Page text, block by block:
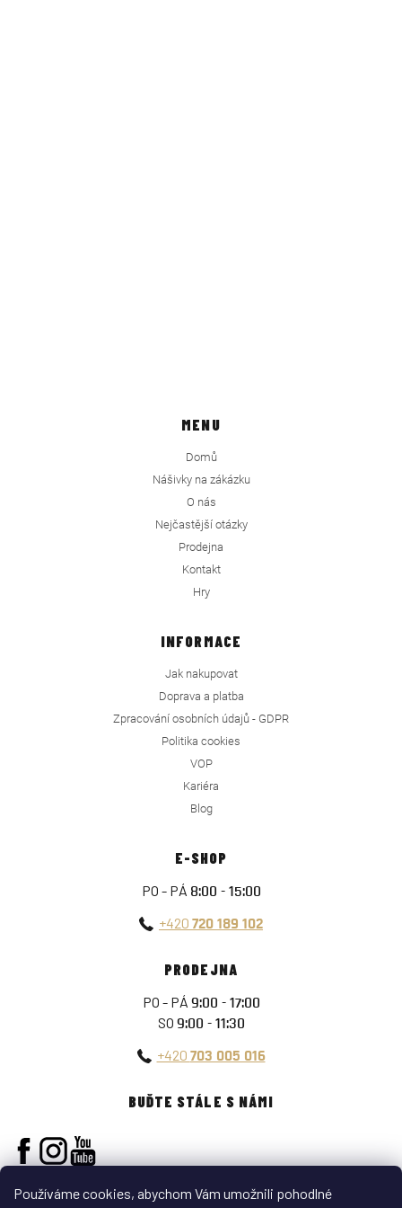
Používáme cookies, abychom Vám umožnili pohodlné
MENU
Domů
Nášivky na zákázku
O nás
Nejčastější otázky
Prodejna
Kontakt
Hry
INFORMACE
Jak nakupovat
Doprava a platba
Zpracování osobních údajů - GDPR
Politika cookies
VOP
Kariéra
Blog
E-SHOP
PO - PÁ 8:00 - 15:00
+420 720 189 102
PRODEJNA
PO - PÁ 9:00 - 17:00
SO 9:00 - 11:30
+420 703 005 016
BUĎTE STÁLE S NÁMI